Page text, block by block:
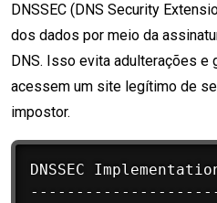
DNSSEC (DNS Security
dos dados por meio da
DNS. Isso evita adulterações e
acessem um site legítimo de
impostor.
DNSSEC